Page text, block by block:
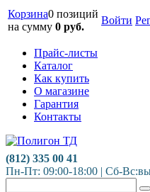
Корзина0 позиций
на сумму 0 руб.
Войти
Прайс-листы
Каталог
Как купить
О магазине
Гарантия
Контакты
(812) 335 00 41
Пн-Пт: 09:00-18:00 | Сб-